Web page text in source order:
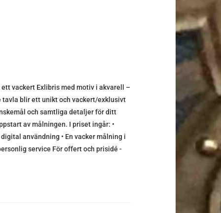
ett vackert Exlibris med motiv i akvarell –
tavla blir ett unikt och vackert/exklusivt
och samtliga detaljer för ditt
av målningen. I priset ingår: •
användning • En vacker målning i
service För offert och prisidé -